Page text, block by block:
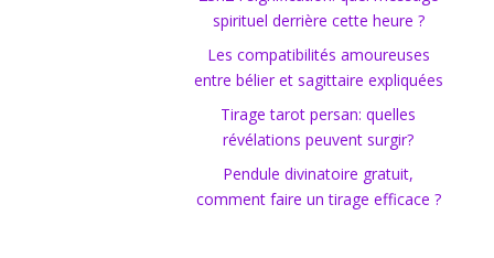
spirituel derrière cette heure ?
Les compatibilités amoureuses
entre bélier et sagittaire expliquées
Tirage tarot persan: quelles
révélations peuvent surgir?
Pendule divinatoire gratuit,
comment faire un tirage efficace ?